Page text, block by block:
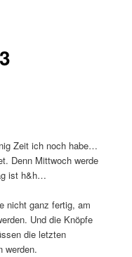
Zeit ich noch habe…
Denn Mittwoch werde
ist h&h…
nicht ganz fertig, am
Und die Knöpfe
die letzten
werden.